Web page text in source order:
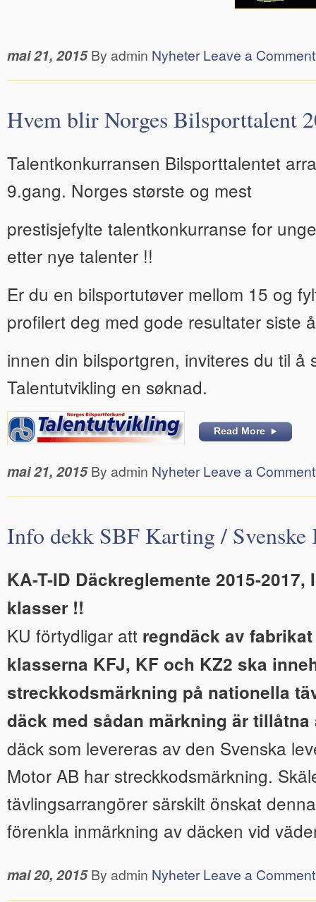
mai 21, 2015 By admin Nyheter Leave a Comment
Hvem blir Norges Bilsporttalent
Talentkonkurransen Bilsporttalentet
9.gang. Norges største og mest
prestisjefylte talentkonkurranse for
etter nye talenter !!
Er du en bilsportutøver mellom 15 og
profilert deg med gode resultater siste
innen din bilsportgren, inviteres du til å
Talentutvikling en søknad.
Read More
mai 21, 2015 By admin Nyheter Leave a Comment
Info dekk SBF Karting /
KA-T-ID Däckreglemente 2015-
klasser !!
KU förtydligar att regndäck av
klasserna KFJ, KF och KZ2 ska
streckkodsmärkning på nationella
däck med sådan märkning är tillåtna
däck som levereras av den Svenska
Motor AB har streckkodsmärkning.
tävlingsarrangörer särskilt önskat
förenkla inmärkning av däcken vid
mai 20, 2015 By admin Nyheter Leave a Comment